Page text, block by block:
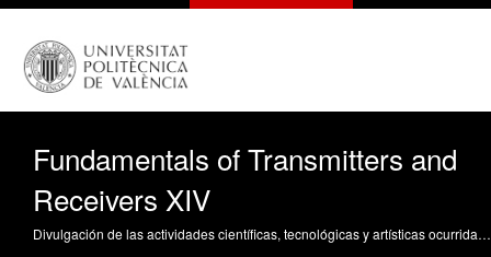
Fundamentals of Transmitters and
Receivers XIV
Divulgación de las actividades científicas, tecnológicas y artísticas ocurridas en los tres campus de la UPV